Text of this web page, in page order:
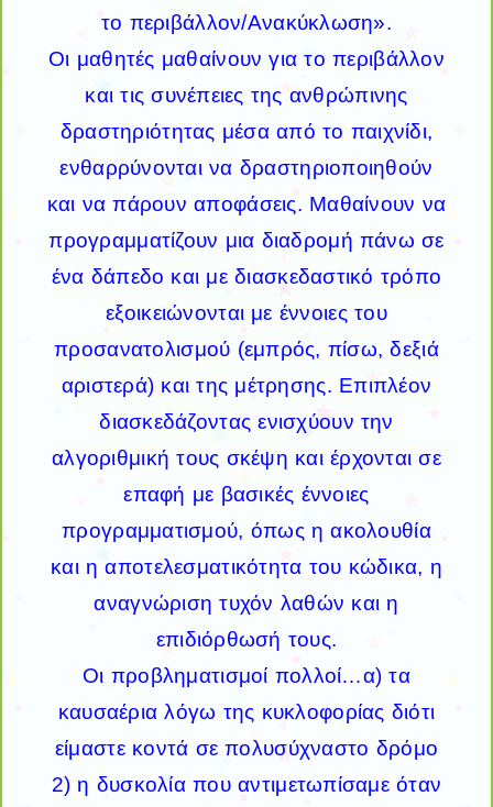
το περιβάλλον/Ανακύκλωση».
Οι μαθητές μαθαίνουν για το περιβάλλον
και τις συνέπειες της ανθρώπινης
δραστηριότητας μέσα από το παιχνίδι,
ενθαρρύνονται να δραστηριοποιηθούν
και να πάρουν αποφάσεις. Μαθαίνουν να
προγραμματίζουν μια διαδρομή πάνω σε
ένα δάπεδο και με διασκεδαστικό τρόπο
εξοικειώνονται με έννοιες του
προσανατολισμού (εμπρός, πίσω, δεξιά
αριστερά) και της μέτρησης. Επιπλέον
διασκεδάζοντας ενισχύουν την
αλγοριθμική τους σκέψη και έρχονται σε
επαφή με βασικές έννοιες
προγραμματισμού, όπως η ακολουθία
και η αποτελεσματικότητα του κώδικα, η
αναγνώριση τυχόν λαθών και η
επιδιόρθωσή τους.
Οι προβληματισμοί πολλοί…α) τα
καυσαέρια λόγω της κυκλοφορίας διότι
είμαστε κοντά σε πολυσύχναστο δρόμο
2) η δυσκολία που αντιμετωπίσαμε όταν